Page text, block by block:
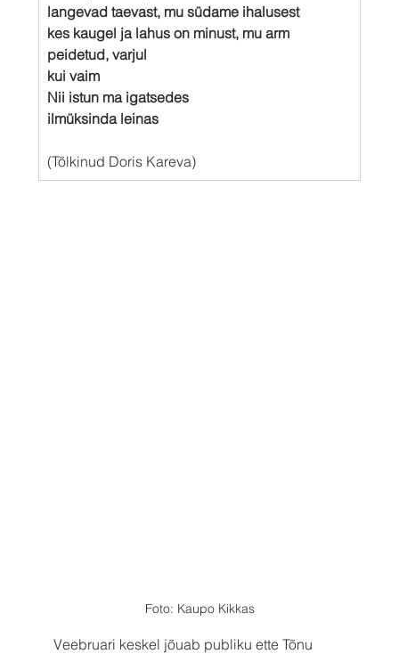
langevad taevast, mu südame ihalusest
kes kaugel ja lahus on minust, mu arm
peidetud, varjul
kui vaim
Nii istun ma igatsedes
ilmüksinda leinas
(Tõlkinud Doris Kareva)
Foto: Kaupo Kikkas
Veebruari keskel jõuab publiku ette Tõnu